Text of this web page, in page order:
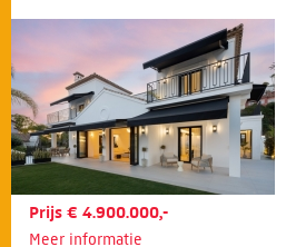
Prijs € 4.900.000,-
Meer informatie